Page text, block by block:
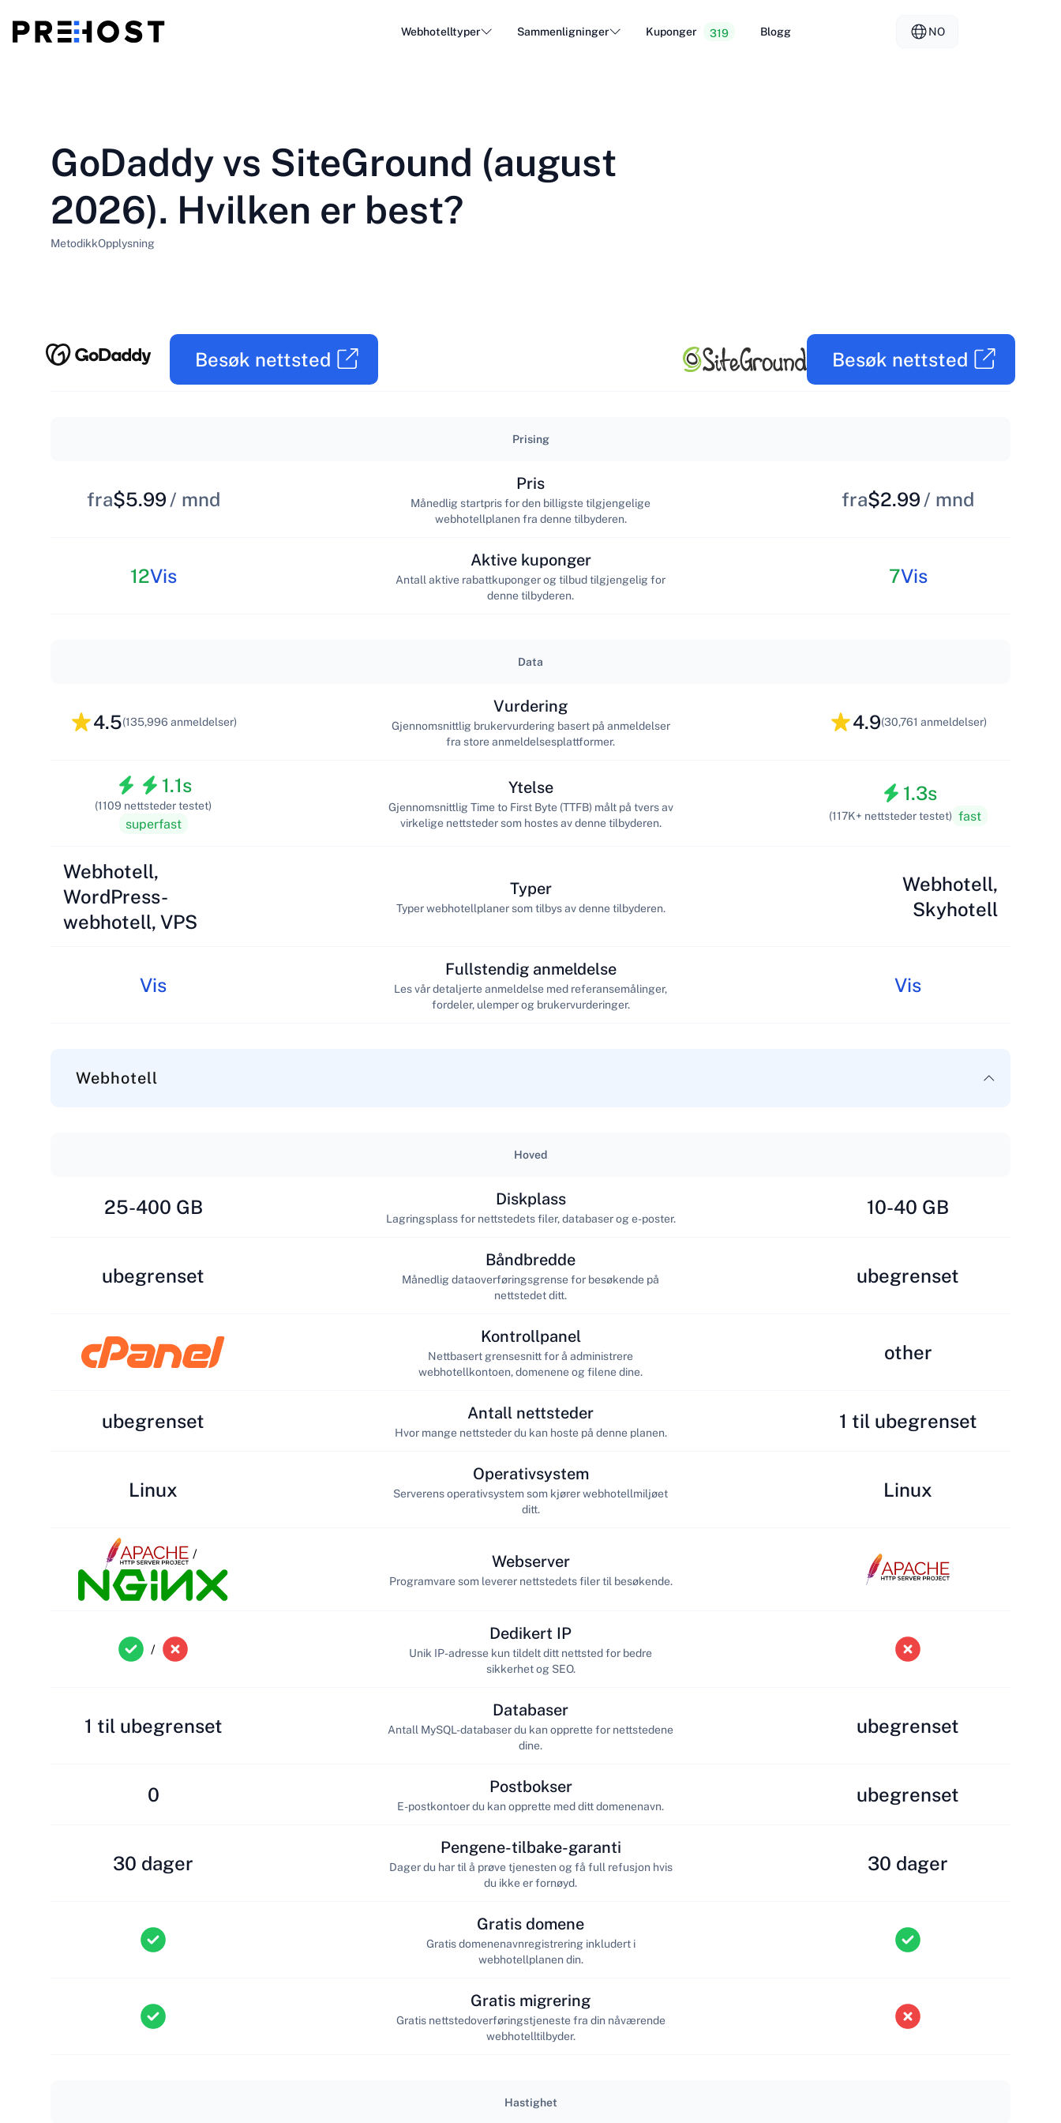
Webhotelltyper
Billig VPS Hosting av e-post
Sammenligninger Kuponger 319 Blogg NO
EN - English ES - Español ET - Eesti
LT - Lietuvių LV - Latviešu NL - Nederlands
GoDaddy vs SiteGround (august
2026). Hvilken er best?
MetodikkOpplysning
Besøk nettsted Besøk nettsted
Prising
fra$5.99 / mnd
Pris
Månedlig startpris for den billigste tilgjengelige
webhotellplanen fra denne tilbyderen.
fra$2.99 / mnd
12Vis
Aktive kuponger
Antall aktive rabattkuponger og tilbud tilgjengelig for
denne tilbyderen.
7Vis
Data
4.5(135,996 anmeldelser)
Vurdering
Gjennomsnittlig brukervurdering basert på anmeldelser
fra store anmeldelsesplattformer.
4.9(30,761 anmeldelser)
1.1s
(1109 nettsteder testet)
superfast
Ytelse
Gjennomsnittlig Time to First Byte (TTFB) målt på tvers av
virkelige nettsteder som hostes av denne tilbyderen.
1.3s
(117K+ nettsteder testet) fast
Webhotell,
WordPress-
webhotell, VPS
Typer
Typer webhotellplaner som tilbys av denne tilbyderen.
Webhotell,
Skyhotell
Vis
Fullstendig anmeldelse
Les vår detaljerte anmeldelse med referansemålinger,
fordeler, ulemper og brukervurderinger.
Vis
Webhotell
Hoved
25-400 GB Diskplass
Lagringsplass for nettstedets filer, databaser og e-poster.
10-40 GB
ubegrenset
Båndbredde
Månedlig dataoverføringsgrense for besøkende på
nettstedet ditt.
ubegrenset
Kontrollpanel
Nettbasert grensesnitt for å administrere
webhotellkontoen, domenene og filene dine.
other
ubegrenset Antall nettsteder
Hvor mange nettsteder du kan hoste på denne planen.
1 til ubegrenset
Linux
Operativsystem
Serverens operativsystem som kjører webhotellmiljøet
ditt.
Linux
/ Webserver
Programvare som leverer nettstedets filer til besøkende.
/
Dedikert IP
Unik IP-adresse kun tildelt ditt nettsted for bedre
sikkerhet og SEO.
1 til ubegrenset
Databaser
Antall MySQL-databaser du kan opprette for nettstedene
dine.
ubegrenset
0 Postbokser
E-postkontoer du kan opprette med ditt domenenavn.
ubegrenset
30 dager
Pengene-tilbake-garanti
Dager du har til å prøve tjenesten og få full refusjon hvis
du ikke er fornøyd.
30 dager
Gratis domene
Gratis domenenavnregistrering inkludert i
webhotellplanen din.
Gratis migrering
Gratis nettstedoverføringstjeneste fra din nåværende
webhotelltilbyder.
Hastighet